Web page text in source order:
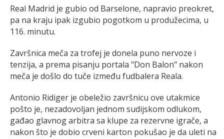
Real Madrid je gubio od Barselone, napravio preokret,
pa na kraju ipak izgubio pogotkom u produžecima, u
116. minutu.
Završnica meča za trofej je donela puno nervoze i
tenzija, a prema pisanju portala "Don Balon" nakon
meča je došlo do tuče između fudbalera Reala.
Antonio Ridiger je obeležio završnicu ove utakmice
pošto je, nezadovoljan jednom sudijskom odlukom,
gađao glavnog arbitra sa klupe za rezervne igrače, a
nakon što je dobio crveni karton pokušao je da uleti na